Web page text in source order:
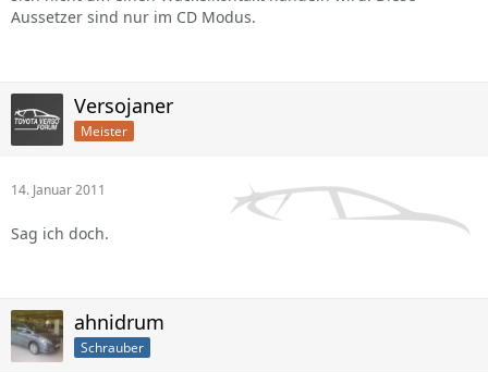
Aussetzer sind nur im CD Modus.
Versojaner
Meister
14. Januar 2011
Sag ich doch.
ahnidrum
Schrauber